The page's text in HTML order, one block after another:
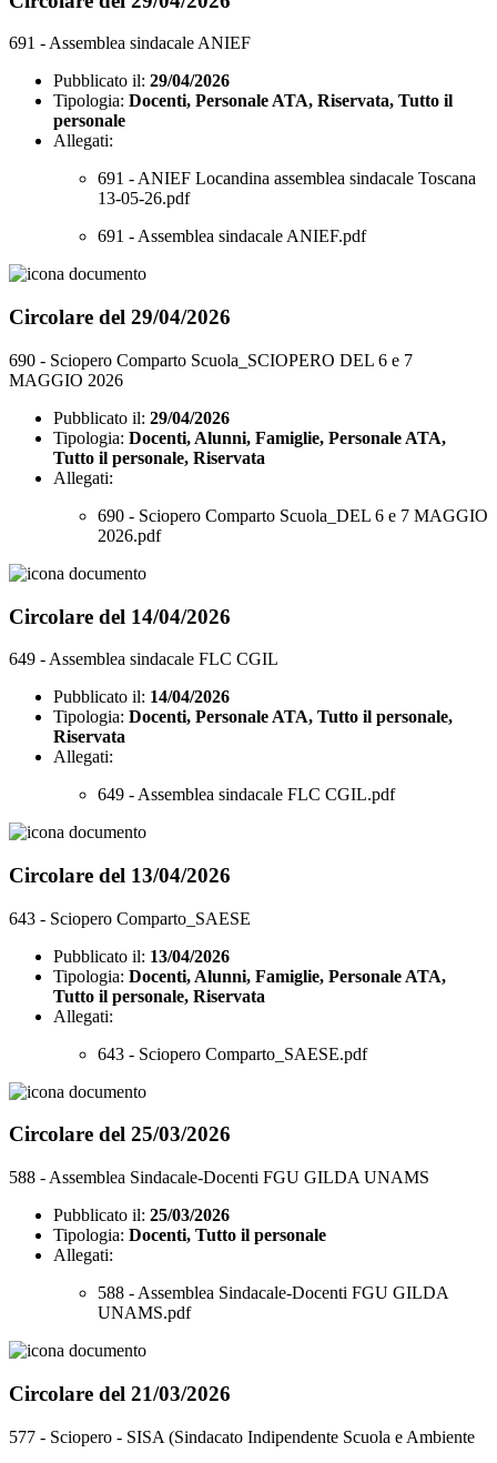
691 - Assemblea sindacale ANIEF
Pubblicato il: 29/04/2026
Tipologia: Docenti, Personale ATA, Riservata, Tutto il
personale
Allegati:
691 - ANIEF Locandina assemblea sindacale Toscana
13-05-26.pdf
691 - Assemblea sindacale ANIEF.pdf
Circolare del 29/04/2026
690 - Sciopero Comparto Scuola_SCIOPERO DEL 6 e 7
MAGGIO 2026
Pubblicato il: 29/04/2026
Tipologia: Docenti, Alunni, Famiglie, Personale ATA,
Tutto il personale, Riservata
Allegati:
690 - Sciopero Comparto Scuola_DEL 6 e 7 MAGGIO
2026.pdf
Circolare del 14/04/2026
649 - Assemblea sindacale FLC CGIL
Pubblicato il: 14/04/2026
Tipologia: Docenti, Personale ATA, Tutto il personale,
Riservata
Allegati:
649 - Assemblea sindacale FLC CGIL.pdf
Circolare del 13/04/2026
643 - Sciopero Comparto_SAESE
Pubblicato il: 13/04/2026
Tipologia: Docenti, Alunni, Famiglie, Personale ATA,
Tutto il personale, Riservata
Allegati:
643 - Sciopero Comparto_SAESE.pdf
Circolare del 25/03/2026
588 - Assemblea Sindacale-Docenti FGU GILDA UNAMS
Pubblicato il: 25/03/2026
Tipologia: Docenti, Tutto il personale
Allegati:
588 - Assemblea Sindacale-Docenti FGU GILDA
UNAMS.pdf
Circolare del 21/03/2026
577 - Sciopero - SISA (Sindacato Indipendente Scuola e Ambiente